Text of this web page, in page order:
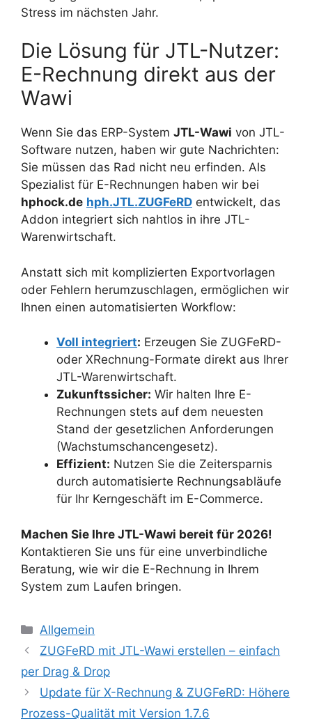
Stress im nächsten Jahr.
Die Lösung für JTL-Nutzer:
E-Rechnung direkt aus der
Wawi
Wenn Sie das ERP-System JTL-Wawi von JTL-
Software nutzen, haben wir gute Nachrichten:
Sie müssen das Rad nicht neu erfinden. Als
Spezialist für E-Rechnungen haben wir bei
hphock.de hph.JTL.ZUGFeRD entwickelt, das
Addon integriert sich nahtlos in ihre JTL-
Warenwirtschaft.
Anstatt sich mit komplizierten Exportvorlagen
oder Fehlern herumzuschlagen, ermöglichen wir
Ihnen einen automatisierten Workflow:
Voll integriert: Erzeugen Sie ZUGFeRD-
oder XRechnung-Formate direkt aus Ihrer
JTL-Warenwirtschaft.
Zukunftssicher: Wir halten Ihre E-
Rechnungen stets auf dem neuesten
Stand der gesetzlichen Anforderungen
(Wachstumschancengesetz).
Effizient: Nutzen Sie die Zeitersparnis
durch automatisierte Rechnungsabläufe
für Ihr Kerngeschäft im E-Commerce.
Machen Sie Ihre JTL-Wawi bereit für 2026!
Kontaktieren Sie uns für eine unverbindliche
Beratung, wie wir die E-Rechnung in Ihrem
System zum Laufen bringen.
Kategorien
Allgemein
ZUGFeRD mit JTL-Wawi erstellen – einfach
per Drag & Drop
Update für X-Rechnung & ZUGFeRD: Höhere
Prozess-Qualität mit Version 1.7.6